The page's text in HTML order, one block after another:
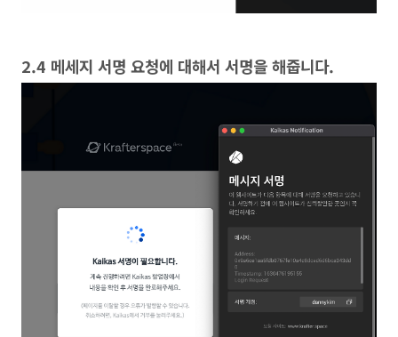
2.4 메세지 서명 요청에 대해서 서명을 해줍니다.